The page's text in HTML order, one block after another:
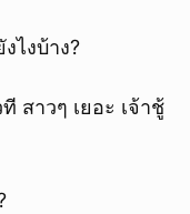
ไงบ้าง?
สาวๆ เยอะ เจ้าชู้